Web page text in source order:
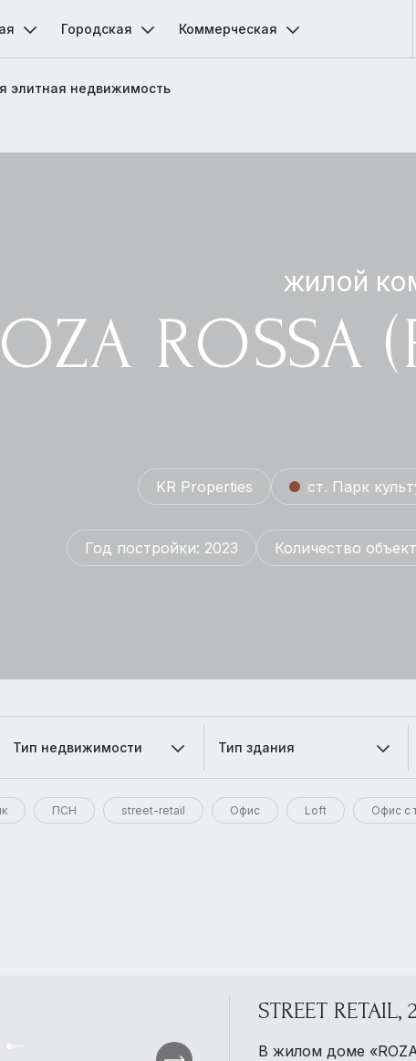
Городская Коммерческая
элитная недвижимость
жилой
KR Properties ст. Парк
Год постройки: 2023 Количество
Тип недвижимости Тип здания
ПСН street-retail Офис Loft Офис с
STREET
В жилом доме